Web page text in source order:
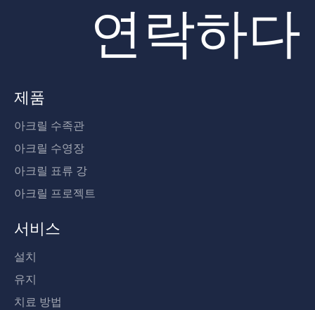
연락하다
제품
아크릴 수족관
아크릴 수영장
아크릴 표류 강
아크릴 프로젝트
서비스
설치
유지
치료 방법